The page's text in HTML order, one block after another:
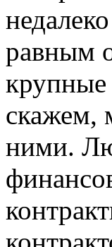
равным
крупные
скажем,
ними.